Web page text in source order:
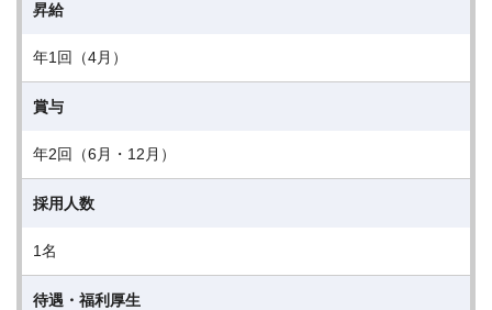
昇給
年1回（4月）
賞与
年2回（6月・12月）
採用人数
1名
待遇・福利厚生